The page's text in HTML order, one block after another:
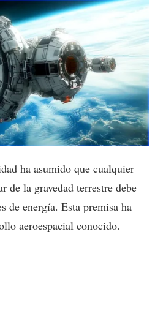
ha asumido que cualquier
de la gravedad terrestre debe
de energía. Esta premisa ha
aeroespacial conocido.